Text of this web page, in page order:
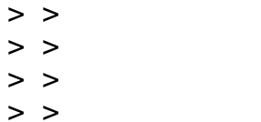
>
>
>
>